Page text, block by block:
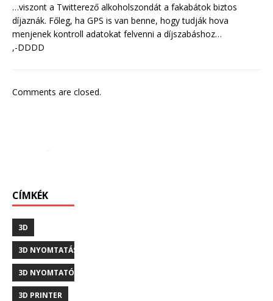
…viszont a Twitterező alkoholszondát a fakabátok biztos
díjaznák. Főleg, ha GPS is van benne, hogy tudják hova
menjenek kontroll adatokat felvenni a díjszabáshoz…
,-DDDD
Comments are closed.
CÍMKÉK
3D
3D NYOMTATÁS
3D NYOMTATÓ
3D PRINTER